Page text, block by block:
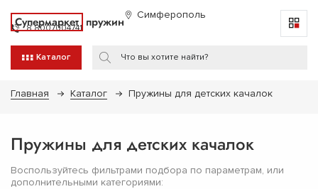
Супермаркет пружин Симферополь
8 8007004741
Каталог
Главная Каталог Пружины для детских качалок
Пружины для детских качалок
Воспользуйтесь фильтрами подбора по параметрам, или
дополнительными категориями: